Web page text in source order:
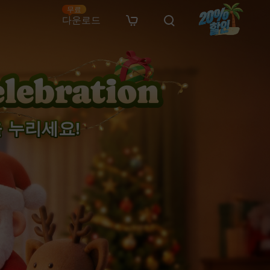
· SD 카드 복구
· 외장하드 복구
· USB 복구
· 파티션 복구
· 한글 파일 복구
· 오피스 파일 복구
· 사진 복구
라인 동영상 복구
라인 사진 복구
라인 문서 복구
라인 오디오 복구
AI 이미지 스타일 변환
· AI 3D 액션 피규어 프롬프트
· 시네마틱 AI 이미지 프롬프트
· 애니메이션 실사 변환 프롬프트
· AI 애니메이션 인물 프롬프트
· 윈도우 11 우회 설치
· 중복 파일 찾기 (Win)
· 하드 디스크 복사
· 중복 파일 찾기 (Mac)
· C 드라이브 확장
· 디스크 공간 확보 (Win)
· MBR GPT 변환
다운로드
무료
누리세요!